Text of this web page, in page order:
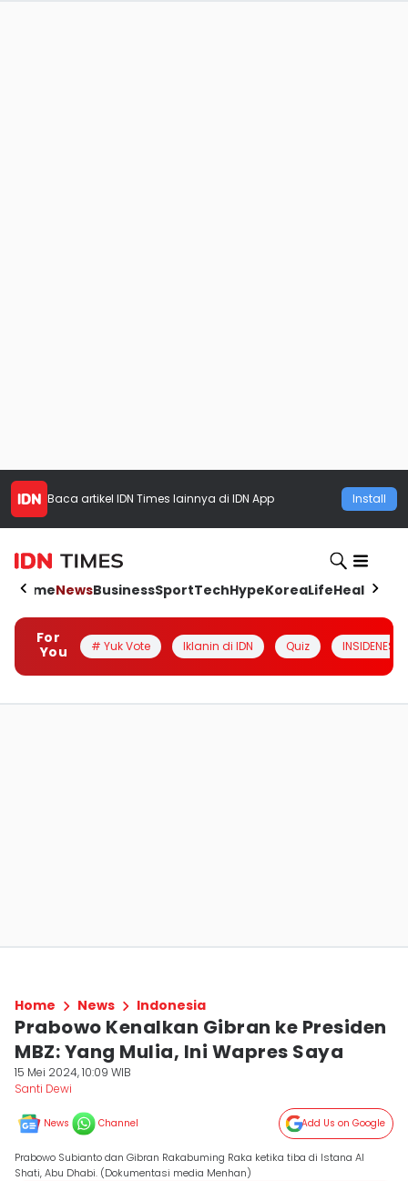
Baca artikel IDN Times lainnya di IDN App Install
HomeNewsBusinessSportTechHypeKoreaLifeHealth
For
You
# Yuk Vote Iklanin di IDN Quiz INSIDENESIA
Home News Indonesia
Prabowo Kenalkan Gibran ke Presiden
MBZ: Yang Mulia, Ini Wapres Saya
15 Mei 2024, 10:09 WIB
Santi Dewi
News Channel Add Us on Google
Prabowo Subianto dan Gibran Rakabuming Raka ketika tiba di Istana Al
Shati, Abu Dhabi. (Dokumentasi media Menhan)